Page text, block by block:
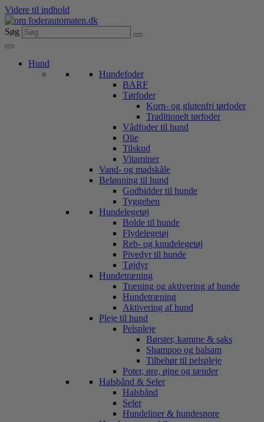
Videre til indhold
Søg
Hund
Hundefoder
BARF
Tørfoder
Korn- og glutenfri tørfoder
Traditionelt tørfoder
Vådfoder til hund
Olie
Tilskud
Vitaminer
Vand- og madskåle
Belønning til hund
Godbidder til hunde
Tyggeben
Hundelegetøj
Bolde til hunde
Flydelegetøj
Reb- og knudelegetøj
Pivedyr til hunde
Tøjdyr
Hundetræning
Træning og aktivering af hunde
Hundetræning
Aktivering af hund
Pleje til hund
Pelspleje
Børster, kamme & saks
Shampoo og balsam
Tilbehør til pelspleje
Poter, øre, øjne og tænder
Halsbånd & Seler
Halsbånd
Seler
Hundeliner & hundesnore